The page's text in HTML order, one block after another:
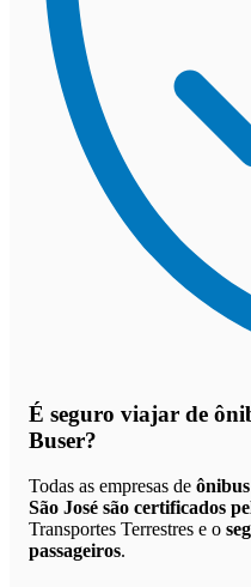
É seguro viajar de
Buser?
Todas as empresas de
São José são certificados
Transportes Terrestres e o
passageiros.